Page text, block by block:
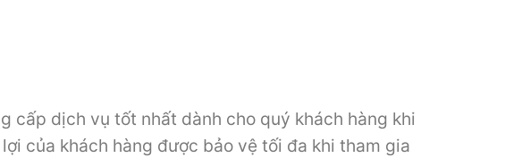
cấp dịch vụ tốt nhất dành cho quý khách hàng khi
của khách hàng được bảo vệ tối đa khi tham gia